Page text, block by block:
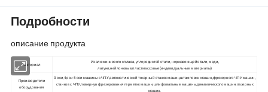
Подробности
описание продукта
Материал
Из алюминиевого сплава, углеродистой стали, нержавеющей стали, меди,
латуни,нейлоновые,пластмассовые(индивидуальные материалы)
Производители
оборудования
3 оси,4,оси 5 оси машины с ЧПУ,автоматический токарный станок машин,штамповки машин,фрезерного ЧПУ машин,
станков с ЧПУ,повернув фрезерования герметик машин,шлифовальные машины,динамического машин,лазерных
машин.